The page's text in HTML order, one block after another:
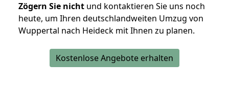
Zögern Sie nicht und kontaktieren Sie uns noch
heute, um Ihren deutschlandweiten Umzug von
Wuppertal nach Heideck mit Ihnen zu planen.
Kostenlose Angebote erhalten